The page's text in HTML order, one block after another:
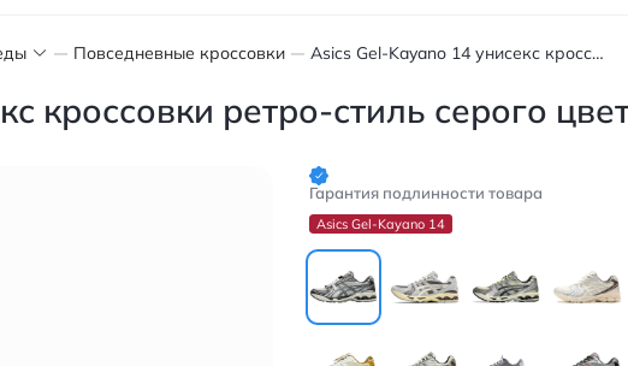
Повседневные кроссовки Asics Gel-Kayano 14 унисекс кроссовки ретро-стиль серого цвета
кроссовки ретро-стиль серого
Гарантия подлинности товара
Asics Gel-Kayano 14